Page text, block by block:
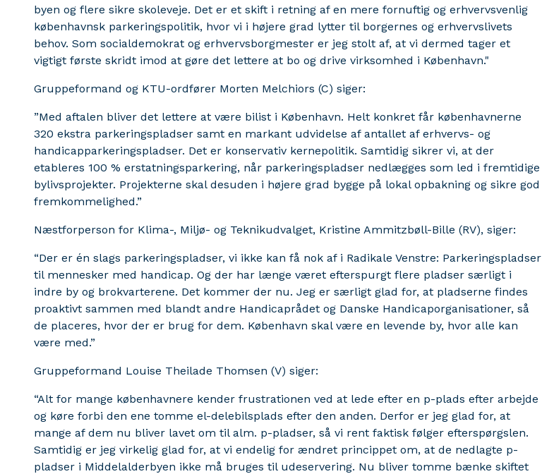
byen og flere sikre skoleveje. Det er et skift i retning af en mere fornuftig og erhvervsvenlig
københavnsk parkeringspolitik, hvor vi i højere grad lytter til borgernes og erhvervslivets
behov. Som socialdemokrat og erhvervsborgmester er jeg stolt af, at vi dermed tager et
vigtigt første skridt imod at gøre det lettere at bo og drive virksomhed i København."
Gruppeformand og KTU-ordfører Morten Melchiors (C) siger:
”Med aftalen bliver det lettere at være bilist i København. Helt konkret får københavnerne
320 ekstra parkeringspladser samt en markant udvidelse af antallet af erhvervs- og
handicapparkeringspladser. Det er konservativ kernepolitik. Samtidig sikrer vi, at der
etableres 100 % erstatningsparkering, når parkeringspladser nedlægges som led i fremtidige
bylivsprojekter. Projekterne skal desuden i højere grad bygge på lokal opbakning og sikre god
fremkommelighed.”
Næstforperson for Klima-, Miljø- og Teknikudvalget, Kristine Ammitzbøll-Bille (RV), siger:
“Der er én slags parkeringspladser, vi ikke kan få nok af i Radikale Venstre: Parkeringspladser
til mennesker med handicap. Og der har længe været efterspurgt flere pladser særligt i
indre by og brokvarterene. Det kommer der nu. Jeg er særligt glad for, at pladserne findes
proaktivt sammen med blandt andre Handicaprådet og Danske Handicaporganisationer, så
de placeres, hvor der er brug for dem. København skal være en levende by, hvor alle kan
være med.”
Gruppeformand Louise Theilade Thomsen (V) siger:
“Alt for mange københavnere kender frustrationen ved at lede efter en p-plads efter arbejde
og køre forbi den ene tomme el-delebilsplads efter den anden. Derfor er jeg glad for, at
mange af dem nu bliver lavet om til alm. p-pladser, så vi rent faktisk følger efterspørgslen.
Samtidig er jeg virkelig glad for, at vi endelig for ændret princippet om, at de nedlagte p-
pladser i Middelalderbyen ikke må bruges til udeservering. Nu bliver tomme bænke skiftet